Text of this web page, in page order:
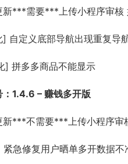
新***需要***上传小程序审核
] 自定义底部导航出现重复导
] 拼多多商品不能显示
：1.4.6 – 赚钱多开版
新***不需要***上传小程序审
紧急修复用户晒单多开数据不